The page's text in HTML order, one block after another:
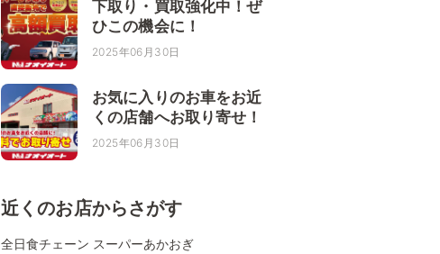
下取り・買取強化中！ぜ
ひこの機会に！
2025年06月30日
お気に入りのお車をお近
くの店舗へお取り寄せ！
2025年06月30日
近くのお店からさがす
全日食チェーン スーパーあかおぎ